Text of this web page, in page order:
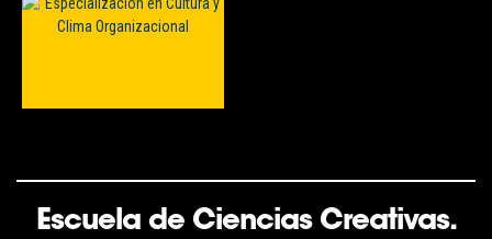
Escuela de Ciencias Creativas.